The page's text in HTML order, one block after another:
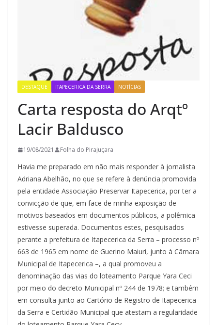
DESTAQUE ITAPECERICA DA SERRA NOTÍCIAS
Carta resposta do Arqtº
Lacir Baldusco
19/08/2021 Folha do Pirajuçara
Havia me preparado em não mais responder à jornalista
Adriana Abelhão, no que se refere à denúncia promovida
pela entidade Associação Preservar Itapecerica, por ter a
convicção de que, em face de minha exposição de
motivos baseados em documentos públicos, a polêmica
estivesse superada. Documentos estes, pesquisados
perante a prefeitura de Itapecerica da Serra – processo nº
663 de 1965 em nome de Guerino Maiuri, junto à Câmara
Municipal de Itapecerica –, a qual promoveu a
denominação das vias do loteamento Parque Yara Ceci
por meio do decreto Municipal nº 244 de 1978; e também
em consulta junto ao Cartório de Registro de Itapecerica
da Serra e Certidão Municipal que atestam a regularidade